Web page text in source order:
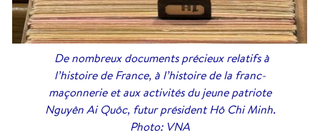
De nombreux documents précieux relatifs à
l’histoire de France, à l’histoire de la franc-
maçonnerie et aux activités du jeune patriote
Nguyên Ai Quôc, futur président Hô Chi Minh.
Photo: VNA